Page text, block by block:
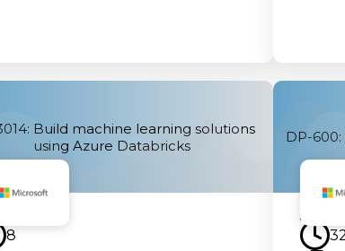
Build machine learning solutions
using Azure Databricks
8
DP-